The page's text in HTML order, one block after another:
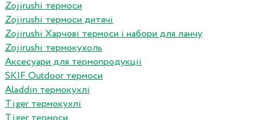
Zojirushi термоси
Zojirushi термоси дитячі
Zojirushi Харчові термоси і набори для ланчу
Zojirushi термокухоль
Аксесуари для термопродукціі
SKIF Outdoor термоси
Aladdin термокухлі
Tiger термокухлі